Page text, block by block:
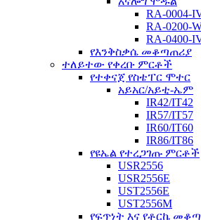
RA-0004-
RA-0200-
RA-0400-
የእንቅስቃሴ መቆጣጠሪያ
ተለይተው የቀረቡ ምርቶች
የተቀናጀ የስቴፐር ሞተር
አይአር/አይቲ-ኤም
IR42/IT42
IR57/IT57
IR60/IT60
IR86/IT86
የዩኤል የተረጋገጡ ምርቶች
USR2556
USR2556E
UST2556E
UST2556M
የፍጥነት እና የቶርኬ